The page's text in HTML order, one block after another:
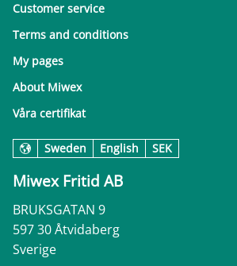
Customer service
Terms and conditions
My pages
About Miwex
Våra certifikat
Sweden English SEK
Miwex Fritid AB
BRUKSGATAN 9
597 30 Åtvidaberg
Sverige